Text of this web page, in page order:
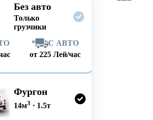
Без авто
Только
грузчики
*
С АВТО
от 225 Лей/час
Фургон
14м3 · 1.5т